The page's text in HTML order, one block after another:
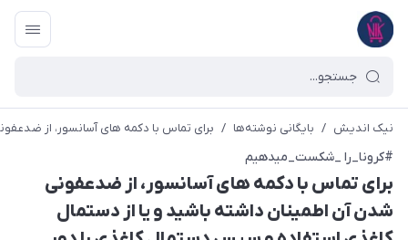
نیک اندیش / بایگانی نوشته‌ها / برای تماس با دکمه های آسانسور، از
#کرونا_را _شکست_میدهیم
برای تماس با دکمه های آسانسور، از ضدعفونی
شدن آن اطمینان داشته باشید و یا از دستمال